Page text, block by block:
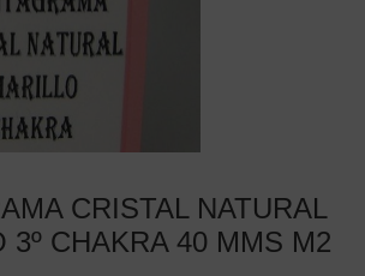
CRISTAL NATURAL
3º CHAKRA 40 MMS M2